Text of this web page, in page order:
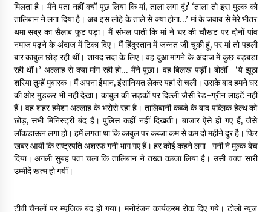
चाइनीज मस्ट गो
3 years ago
गांधी के रास्ते ही वैश्विक समस्याओं का समाधान सम्भव
3 years ago
पीवी राजगोपाल को जापान का निवानो शांति पुरस्कार
3 years ago
कैसे बचायें बच्चों का मन?
मिलता है। मैंने पता नहीं क्यों पूछ लिया कि मां, ताला लगा दूं? ‘ताला तो इस मुल्क को
तालिबान ने लगा दिया है। अब इस लोहे के ताले से क्या होगा…’ मां के जवाब से मेरे भीतर
थमा सब्र का सैलाब फूट पड़ा। मैं संभल पाती कि मां ने घर की चौखट पर दोनों पांव
नमाज पढ़ने के अंदाज में टिका दिए। मैं हिंदुस्तान में जन्नत जी चुकी हूं, पर मां तो पहली
बार काबुल छोड़ रही थीं। शायद सदा के लिए। वह दुआ मांगने के अंदाज में कुछ बड़बड़ा
रही थीं।’ अल्लाह से क्या मांग रही हो… मैंने पूछा। वह बिलख पड़ीं। बोलीं- ‘ये झूठा
शरिया तुम्हें मुबारक। मैं अपना ईमान, इंसानियत लेकर यहां से चली। उसके बाद हमने घर
की ओर मुड़कर भी नहीं देखा। काबुल की सड़कों पर दिल्ली जैसी रेड-ग्रीन लाइटें नहीं
हैं। वह शहर हमेशा अल्लाह के भरोसे रहा है। तालिबानी कब्जे के बाद पब्लिक हेल्थ को
छोड़, सभी मिनिस्ट्री बंद हैं। पुलिस कहीं नहीं दिखती। बाजार ऐसे हो गए हैं, जैसे
लॉकडाऊन लगा हो। हमें लगता था कि काबुल पर कब्जा कम से कम दो महीने दूर है। फिर
खबर आयी कि राष्ट्रपति अशरफ गनी भाग गए हैं। हर कोई कहने लगा- गनी ने मुल्क बेच
दिया। अगली सुबह पता चला कि तालिबान ने तख्त कब्जा लिया है। उसी वक्त सारी
उम्मीदें खत्म हो गयीं।
टीवी चैनलों पर म्यूजिक बंद हो गया। मनोरंजन कार्यक्रम रोक दिए गये। टोलो न्यूज